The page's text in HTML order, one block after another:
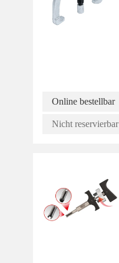
Online bestellbar
Nicht reservierbar